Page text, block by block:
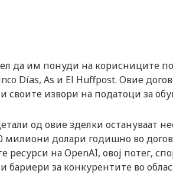
да им понуди на корисниците
Días, As и El Huffpost. Овие
своите извори на податоци за
од овие зделки остануваат
милиони долари годишно во
ресурси на OpenAI, овој потег,
бариери за конкурентите во